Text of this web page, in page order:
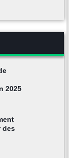
2025
des